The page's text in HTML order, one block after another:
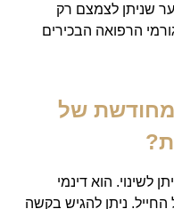
שניתן לצמצם רק
הרפואה הבכירים
מחודשת של
לשינוי. הוא דינמי
ניתן להגיש בקשה